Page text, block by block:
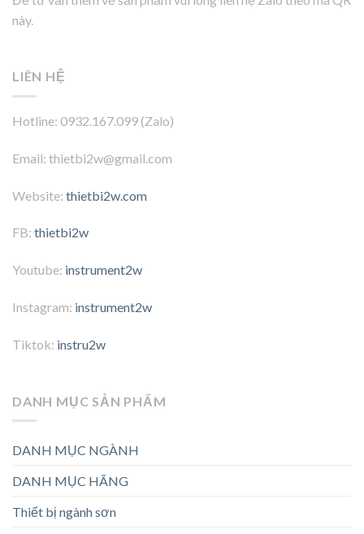
này.
LIÊN HỆ
Hotline: 0932.167.099 (Zalo)
Email: thietbi2w@gmail.com
Website: thietbi2w.com
FB: thietbi2w
Youtube: instrument2w
Instagram: instrument2w
Tiktok: instru2w
DANH MỤC SẢN PHẨM
DANH MỤC NGÀNH
DANH MỤC HÃNG
Thiết bị ngành sơn